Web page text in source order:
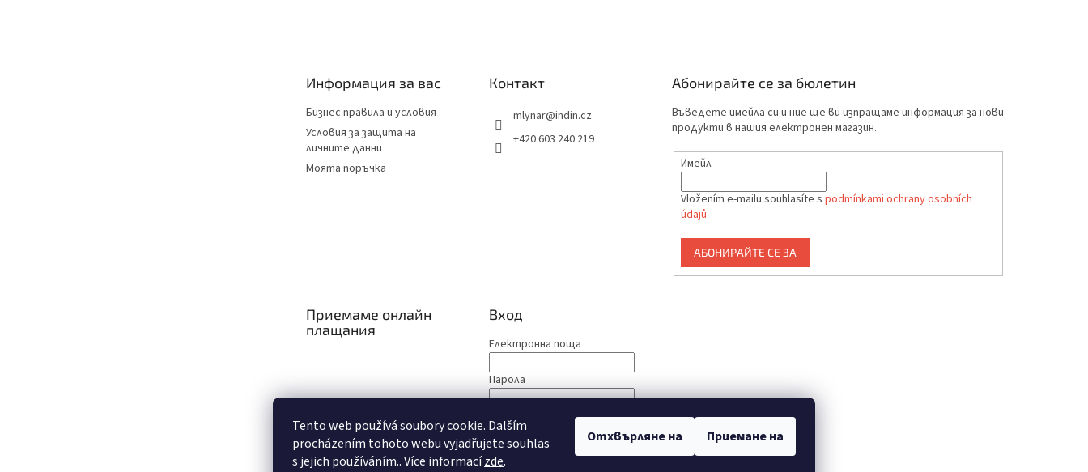
Tento web používá soubory cookie. Dalším
procházením tohoto webu vyjadřujete souhlas
s jejich používáním.. Více informacízde.
Отхвърляне на Приемане на
Информация за вас
Бизнес правила и условия
Условия за защита на
личните данни
Моята поръчка
Контакт
mlynar@indin.cz
+420 603 240 219
Абонирайте се за бюлетин
Въведете имейла си и ние ще ви изпращаме информация за нови
продукти в нашия електронен магазин.
Имейл
Vložením e-mailu souhlasíte spodmínkami ochrany osobních
údajů
АБОНИРАЙТЕ СЕ ЗА
Приемаме онлайн
плащания
Вход
Електронна поща
Парола
ВХОД
Нова регистрация Забравена парола